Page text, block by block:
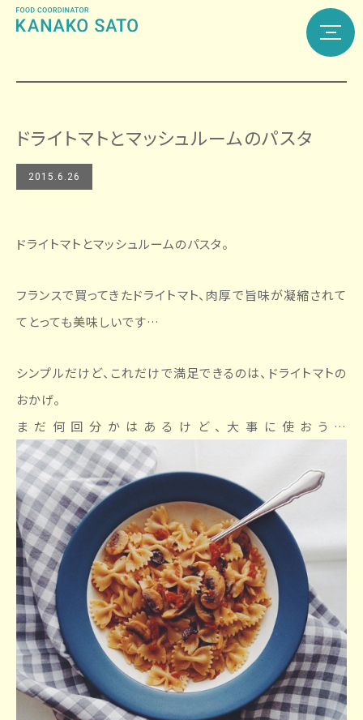
ドライトマトとマッシュルームのパスタ
2015.6.26
ドライトマトとマッシュルームのパスタ。
フランスで買ってきたドライトマト、肉厚で旨味が凝縮されて
てとっても美味しいです…
シンプルだけど、これだけで満足できるのは、ドライトマトの
おかげ。
まだ何回分かはあるけど、大事に使おう…